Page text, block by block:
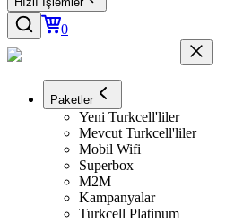
0
Paketler
Yeni Turkcell'liler
Mevcut Turkcell'liler
Mobil Wifi
Superbox
M2M
Kampanyalar
Turkcell Platinum